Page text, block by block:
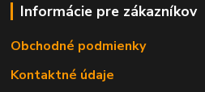
Informácie pre zákazníkov
Obchodné podmienky
Kontaktné údaje